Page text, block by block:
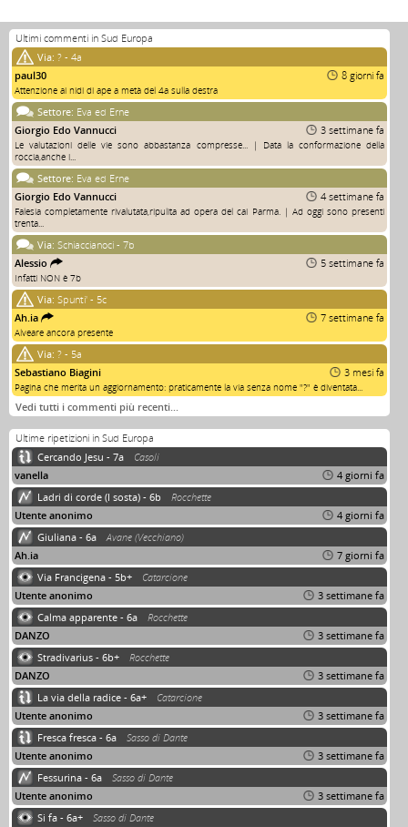
Ultimi commenti in Sud Europa
Via: ? - 4a
paul30
8 giorni fa
Attenzione ai nidi di ape a metà del 4a sulla destra
Settore: Eva ed Erne
Giorgio Edo Vannucci
3 settimane fa
Le valutazioni delle vie sono abbastanza compresse... | Data la conformazione della
roccia,anche i...
Settore: Eva ed Erne
Giorgio Edo Vannucci
4 settimane fa
Falesia completamente rivalutata,ripulita ad opera del cai Parma. | Ad oggi sono presenti
trenta...
Via: Schiaccianoci - 7b
Alessio
5 settimane fa
Infatti NON è 7b
Via: Spunti' - 5c
Ah.ia
7 settimane fa
Alveare ancora presente
Via: ? - 5a
Sebastiano Biagini
3 mesi fa
Pagina che merita un aggiornamento: praticamente la via senza nome "?" è diventata...
Vedi tutti i commenti più recenti…
Ultime ripetizioni in Sud Europa
Cercando Jesu - 7a
Casoli
vanella
4 giorni fa
Ladri di corde (I sosta) - 6b
Rocchette
Utente anonimo
4 giorni fa
Giuliana - 6a
Avane (Vecchiano)
Ah.ia
7 giorni fa
Via Francigena - 5b+
Catarcione
Utente anonimo
3 settimane fa
Calma apparente - 6a
Rocchette
DANZO
3 settimane fa
Stradivarius - 6b+
Rocchette
DANZO
3 settimane fa
La via della radice - 6a+
Catarcione
Utente anonimo
3 settimane fa
Fresca fresca - 6a
Sasso di Dante
Utente anonimo
3 settimane fa
Fessurina - 6a
Sasso di Dante
Utente anonimo
3 settimane fa
Si fa - 6a+
Sasso di Dante